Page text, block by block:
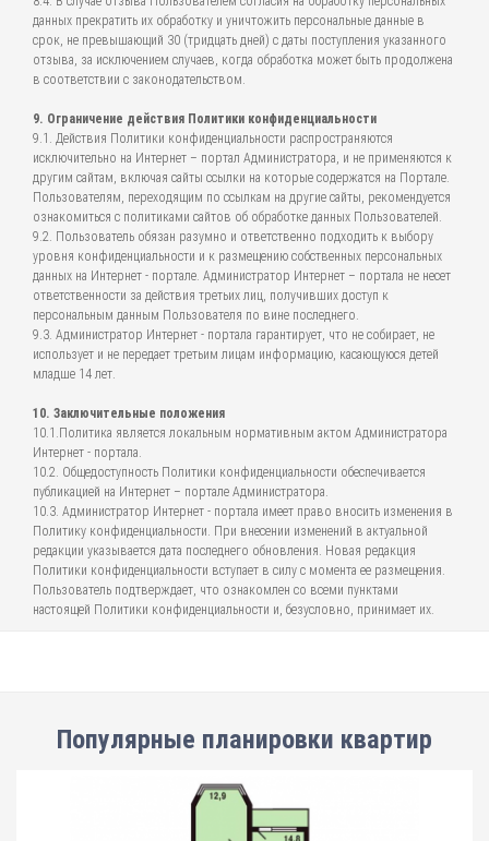
данных прекратить их обработку и уничтожить персональные данные в
срок, не превышающий 30 (тридцать дней) с даты поступления указанного
отзыва, за исключением случаев, когда обработка может быть продолжена
в соответствии с законодательством.
9. Ограничение действия Политики конфиденциальности
9.1. Действия Политики конфиденциальности распространяются
исключительно на Интернет – портал Администратора, и не применяются к
другим сайтам, включая сайты ссылки на которые содержатся на Портале.
Пользователям, переходящим по ссылкам на другие сайты, рекомендуется
ознакомиться с политиками сайтов об обработке данных Пользователей.
9.2. Пользователь обязан разумно и ответственно подходить к выбору
уровня конфиденциальности и к размещению собственных персональных
данных на Интернет - портале. Администратор Интернет – портала не несет
ответственности за действия третьих лиц, получивших доступ к
персональным данным Пользователя по вине последнего.
9.3. Администратор Интернет - портала гарантирует, что не собирает, не
использует и не передает третьим лицам информацию, касающуюся детей
младше 14 лет.
10. Заключительные положения
10.1.Политика является локальным нормативным актом Администратора
Интернет - портала.
10.2. Общедоступность Политики конфиденциальности обеспечивается
публикацией на Интернет – портале Администратора.
10.3. Администратор Интернет - портала имеет право вносить изменения в
Политику конфиденциальности. При внесении изменений в актуальной
редакции указывается дата последнего обновления. Новая редакция
Политики конфиденциальности вступает в силу с момента ее размещения.
Пользователь подтверждает, что ознакомлен со всеми пунктами
настоящей Политики конфиденциальности и, безусловно, принимает их.
Популярные планировки квартир